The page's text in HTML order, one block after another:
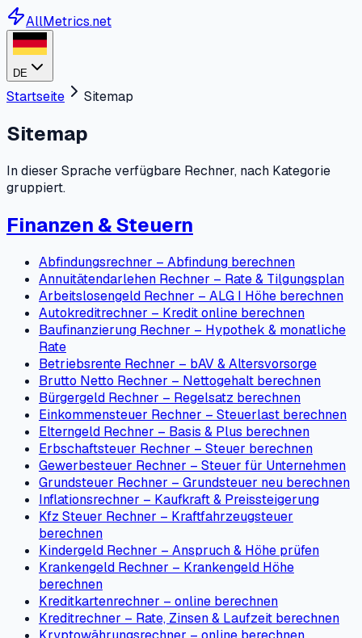
AllMetrics.net
DE
Startseite Sitemap
Sitemap
In dieser Sprache verfügbare Rechner, nach Kategorie
gruppiert.
Finanzen & Steuern
Abfindungsrechner – Abfindung berechnen
Annuitätendarlehen Rechner – Rate & Tilgungsplan
Arbeitslosengeld Rechner – ALG I Höhe berechnen
Autokreditrechner – Kredit online berechnen
Baufinanzierung Rechner – Hypothek & monatliche
Rate
Betriebsrente Rechner – bAV & Altersvorsorge
Brutto Netto Rechner – Nettogehalt berechnen
Bürgergeld Rechner – Regelsatz berechnen
Einkommensteuer Rechner – Steuerlast berechnen
Elterngeld Rechner – Basis & Plus berechnen
Erbschaftsteuer Rechner – Steuer berechnen
Gewerbesteuer Rechner – Steuer für Unternehmen
Grundsteuer Rechner – Grundsteuer neu berechnen
Inflationsrechner – Kaufkraft & Preissteigerung
Kfz Steuer Rechner – Kraftfahrzeugsteuer
berechnen
Kindergeld Rechner – Anspruch & Höhe prüfen
Krankengeld Rechner – Krankengeld Höhe
berechnen
Kreditkartenrechner – online berechnen
Kreditrechner – Rate, Zinsen & Laufzeit berechnen